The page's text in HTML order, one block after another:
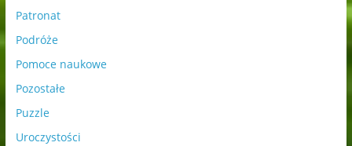
Patronat
Podróże
Pomoce naukowe
Pozostałe
Puzzle
Uroczystości